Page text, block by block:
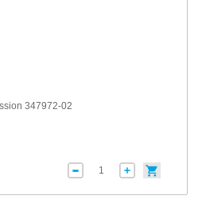
347972-02